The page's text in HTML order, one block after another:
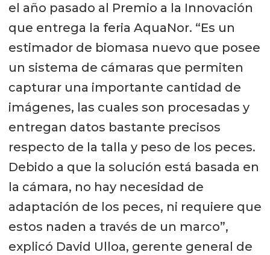
el año pasado al Premio a la Innovación
que entrega la feria AquaNor. “Es un
estimador de biomasa nuevo que posee
un sistema de cámaras que permiten
capturar una importante cantidad de
imágenes, las cuales son procesadas y
entregan datos bastante precisos
respecto de la talla y peso de los peces.
Debido a que la solución está basada en
la cámara, no hay necesidad de
adaptación de los peces, ni requiere que
estos naden a través de un marco”,
explicó David Ulloa, gerente general de